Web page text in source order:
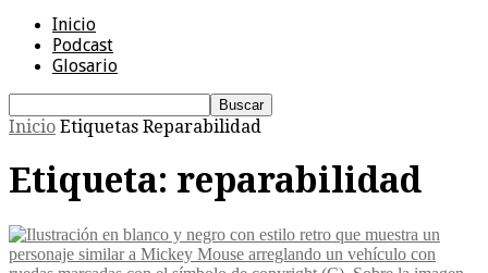
Inicio
Podcast
Glosario
Inicio Etiquetas Reparabilidad
Etiqueta: reparabilidad